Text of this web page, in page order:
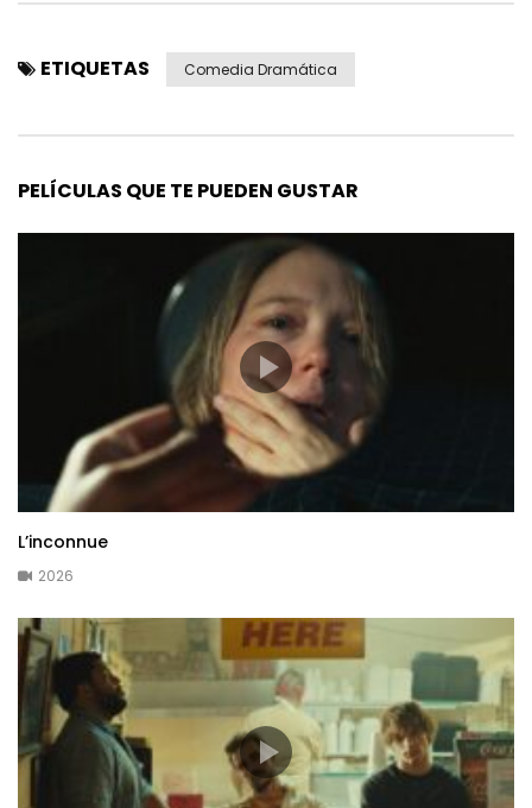
ETIQUETAS Comedia Dramática
PELÍCULAS QUE TE PUEDEN GUSTAR
L’inconnue
2026